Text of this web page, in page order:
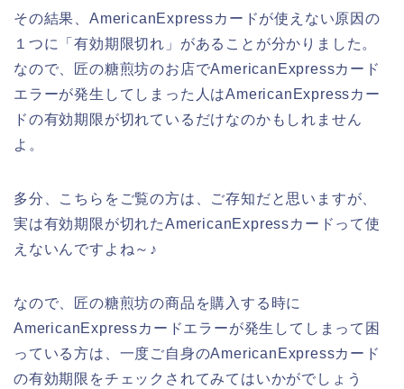
その結果、AmericanExpressカードが使えない原因の
１つに「有効期限切れ」があることが分かりました。
なので、匠の糖煎坊のお店でAmericanExpressカード
エラーが発生してしまった人はAmericanExpressカー
ドの有効期限が切れているだけなのかもしれません
よ。
多分、こちらをご覧の方は、ご存知だと思いますが、
実は有効期限が切れたAmericanExpressカードって使
えないんですよね～♪
なので、匠の糖煎坊の商品を購入する時に
AmericanExpressカードエラーが発生してしまって困
っている方は、一度ご自身のAmericanExpressカード
の有効期限をチェックされてみてはいかがでしょう